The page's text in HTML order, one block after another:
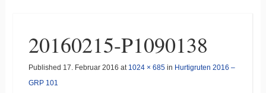
20160215-P1090138
Published 17. Februar 2016 at 1024 × 685in Hurtigruten 2016 –
GRP 101